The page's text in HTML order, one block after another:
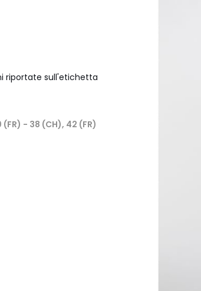
riportate sull'etichetta
- 38 (CH), 42 (FR)